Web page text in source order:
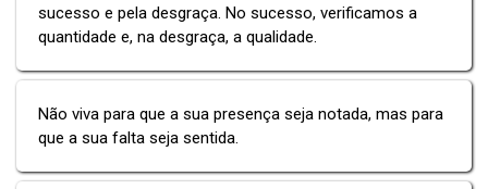
sucesso e pela desgraça. No sucesso, verificamos a
quantidade e, na desgraça, a qualidade.
Não viva para que a sua presença seja notada, mas para
que a sua falta seja sentida.